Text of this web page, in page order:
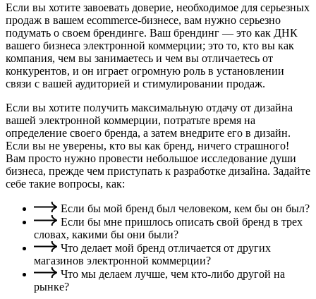
Если вы хотите завоевать доверие, необходимое для серьезных
продаж в вашем ecommerce-бизнесе, вам нужно серьезно
подумать о своем брендинге. Ваш брендинг — это как ДНК
вашего бизнеса электронной коммерции; это то, кто вы как
компания, чем вы занимаетесь и чем вы отличаетесь от
конкурентов, и он играет огромную роль в установлении
связи с вашей аудиторией и стимулировании продаж.
Если вы хотите получить максимальную отдачу от дизайна
вашей электронной коммерции, потратьте время на
определение своего бренда, а затем внедрите его в дизайн.
Если вы не уверены, кто вы как бренд, ничего страшного!
Вам просто нужно провести небольшое исследование души
бизнеса, прежде чем приступать к разработке дизайна. Задайте
себе такие вопросы, как:
Если бы мой бренд был человеком, кем бы он был?
Если бы мне пришлось описать свой бренд в трех
словах, какими бы они были?
Что делает мой бренд отличается от других
магазинов электронной коммерции?
Что мы делаем лучше, чем кто-либо другой на
рынке?